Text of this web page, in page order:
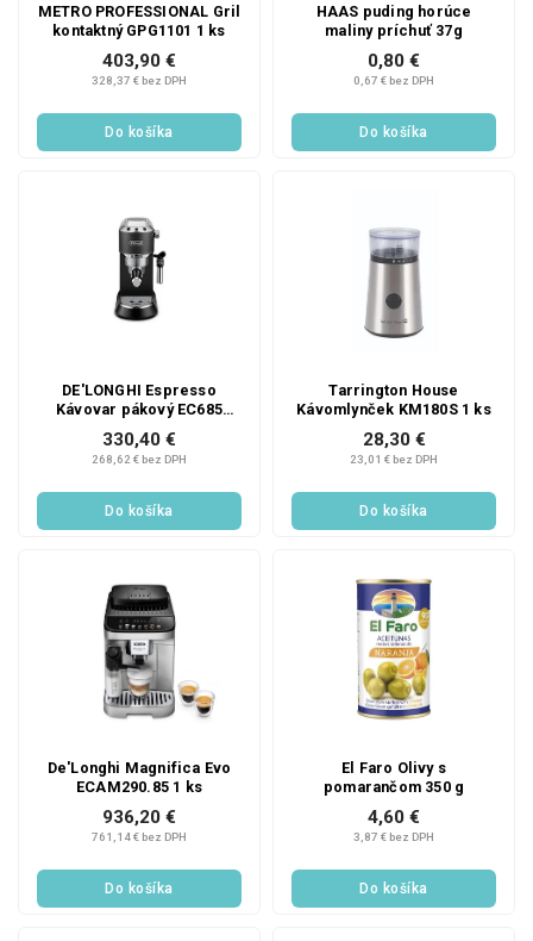
METRO PROFESSIONAL Gril
kontaktný GPG1101 1 ks
328,37 € bez DPH
403,90 €
Do košíka
HAAS puding horúce
maliny príchuť 37g
0,67 € bez DPH
0,80 €
Do košíka
DE'LONGHI Espresso
Kávovar pákový EC685
268,62 € bez DPH
330,40 €
Do košíka
Tarrington House
Kávomlynček KM180S 1 ks
23,01 € bez DPH
28,30 €
Do košíka
De'Longhi Magnifica Evo
ECAM290.85 1 ks
761,14 € bez DPH
936,20 €
Do košíka
El Faro Olivy s
pomarančom 350 g
3,87 € bez DPH
4,60 €
Do košíka